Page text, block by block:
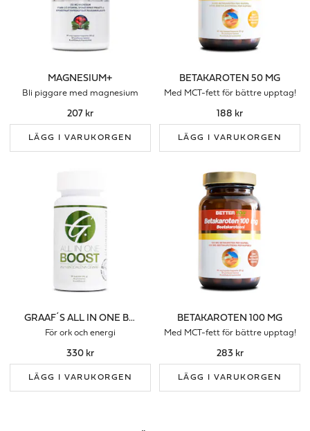
MAGNESIUM+
Bli piggare med magnesium
207 kr
LÄGG I VARUKORGEN
BETAKAROTEN 50 MG
Med MCT-fett för bättre upptag!
188 kr
LÄGG I VARUKORGEN
GRAAF´S ALL IN ONE BOOST
För ork och energi
330 kr
LÄGG I VARUKORGEN
BETAKAROTEN 100 MG
Med MCT-fett för bättre upptag!
283 kr
LÄGG I VARUKORGEN